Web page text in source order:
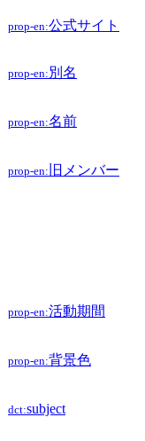
prop-en:公式サイト
prop-en: 別名
prop-en:名前
prop-en: 旧メンバー
prop-en:活動期間
prop-en:背景色
dct:subject